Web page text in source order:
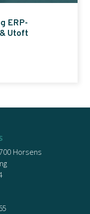
ERP-
Utoft
Horsens